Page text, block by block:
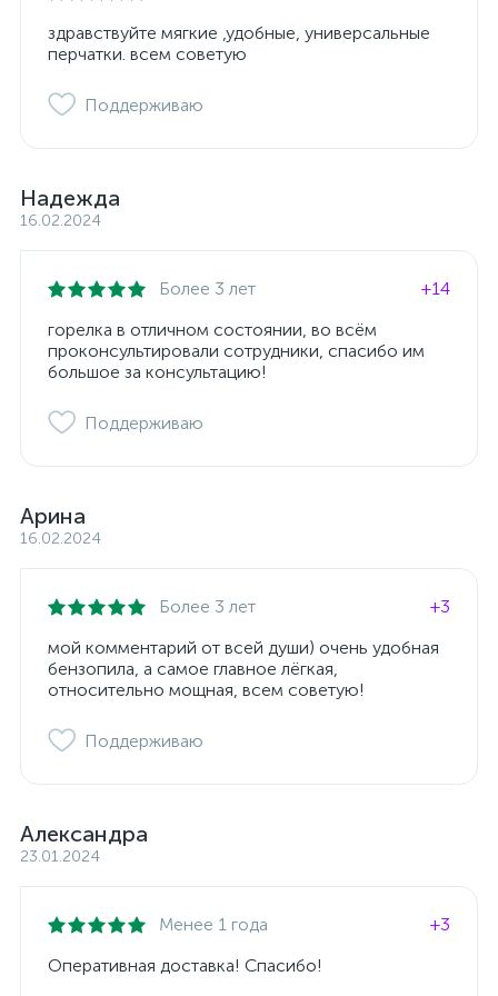
здравствуйте мягкие ,удобные, универсальные
перчатки. всем советую
Поддерживаю
Надежда
16.02.2024
Более 3 лет
+14
горелка в отличном состоянии, во всём
проконсультировали сотрудники, спасибо им
большое за консультацию!
Поддерживаю
Арина
16.02.2024
Более 3 лет
+3
мой комментарий от всей души) очень удобная
бензопила, а самое главное лёгкая,
относительно мощная, всем советую!
Поддерживаю
Александра
23.01.2024
Менее 1 года
+3
Оперативная доставка! Спасибо!